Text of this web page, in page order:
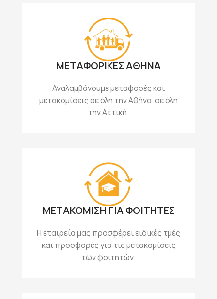
ΜΕΤΑΦΟΡΙΚΕΣ ΑΘΗΝΑ
Αναλαμβάνουμε μεταφορές και
μετακομίσεις σε όλη την Αθήνα ,σε όλη
την Αττική.
ΜΕΤΑΚΟΜΙΣΗ ΓΙΑ ΦΟΙΤΗΤΕΣ
Η εταιρεία μας προσφέρει ειδικές τμές
και προσφορές για τις μετακομίσεις
των φοιτητών.